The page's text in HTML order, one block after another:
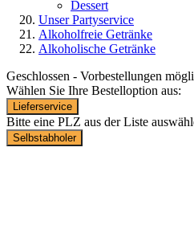
Dessert
Unser Partyservice
Alkoholfreie Getränke
Alkoholische Getränke
Geschlossen - Vorbestellungen
Wählen Sie Ihre Bestelloption aus:
Lieferservice
Bitte eine PLZ aus der Liste
Selbstabholer